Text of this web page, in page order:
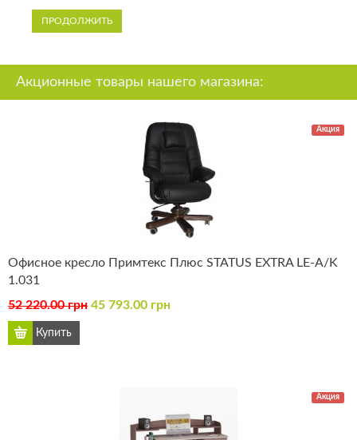
ПРОДОЛЖИТЬ
Акционные товары нашего магазина:
Акция
Офисное кресло Примтекс Плюс STATUS EXTRA LE-A/K
1.031
52 220.00 грн 45 793.00 грн
Акция